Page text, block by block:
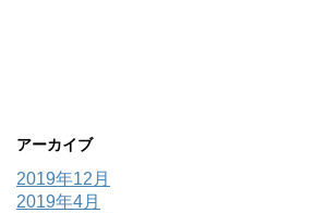
アーカイブ
2019年12月
2019年4月